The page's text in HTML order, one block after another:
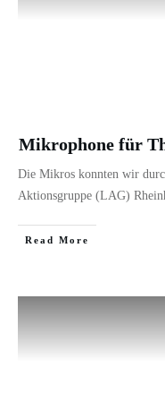
Mikrophone für
Die Mikros konnten wir
Aktionsgruppe (LAG)
​Read More